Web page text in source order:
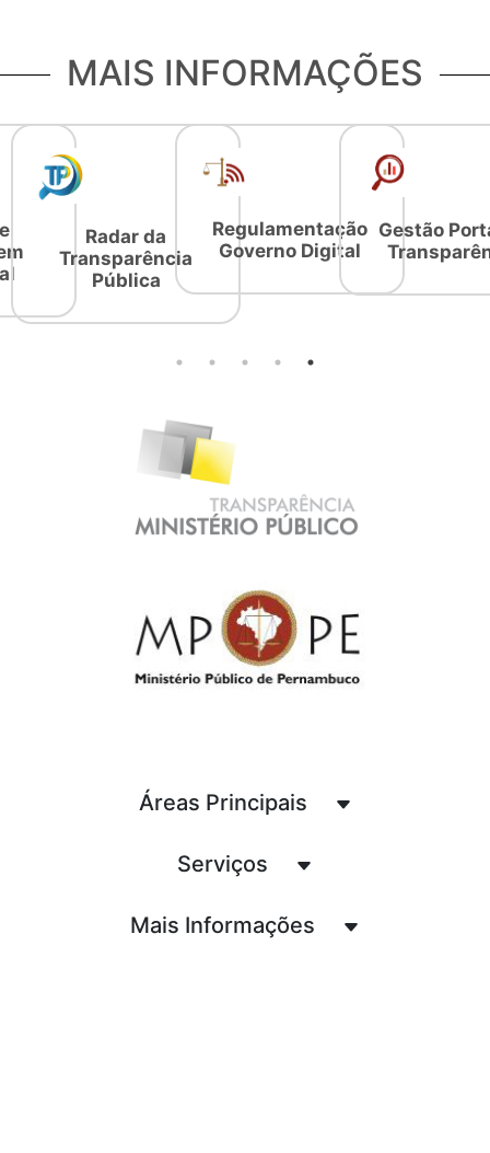
MAIS INFORMAÇÕES
Radar da
Transparência
Pública
Regulamentação
Governo Digital
Gestão
Áreas Principais
Serviços
Mais Informações